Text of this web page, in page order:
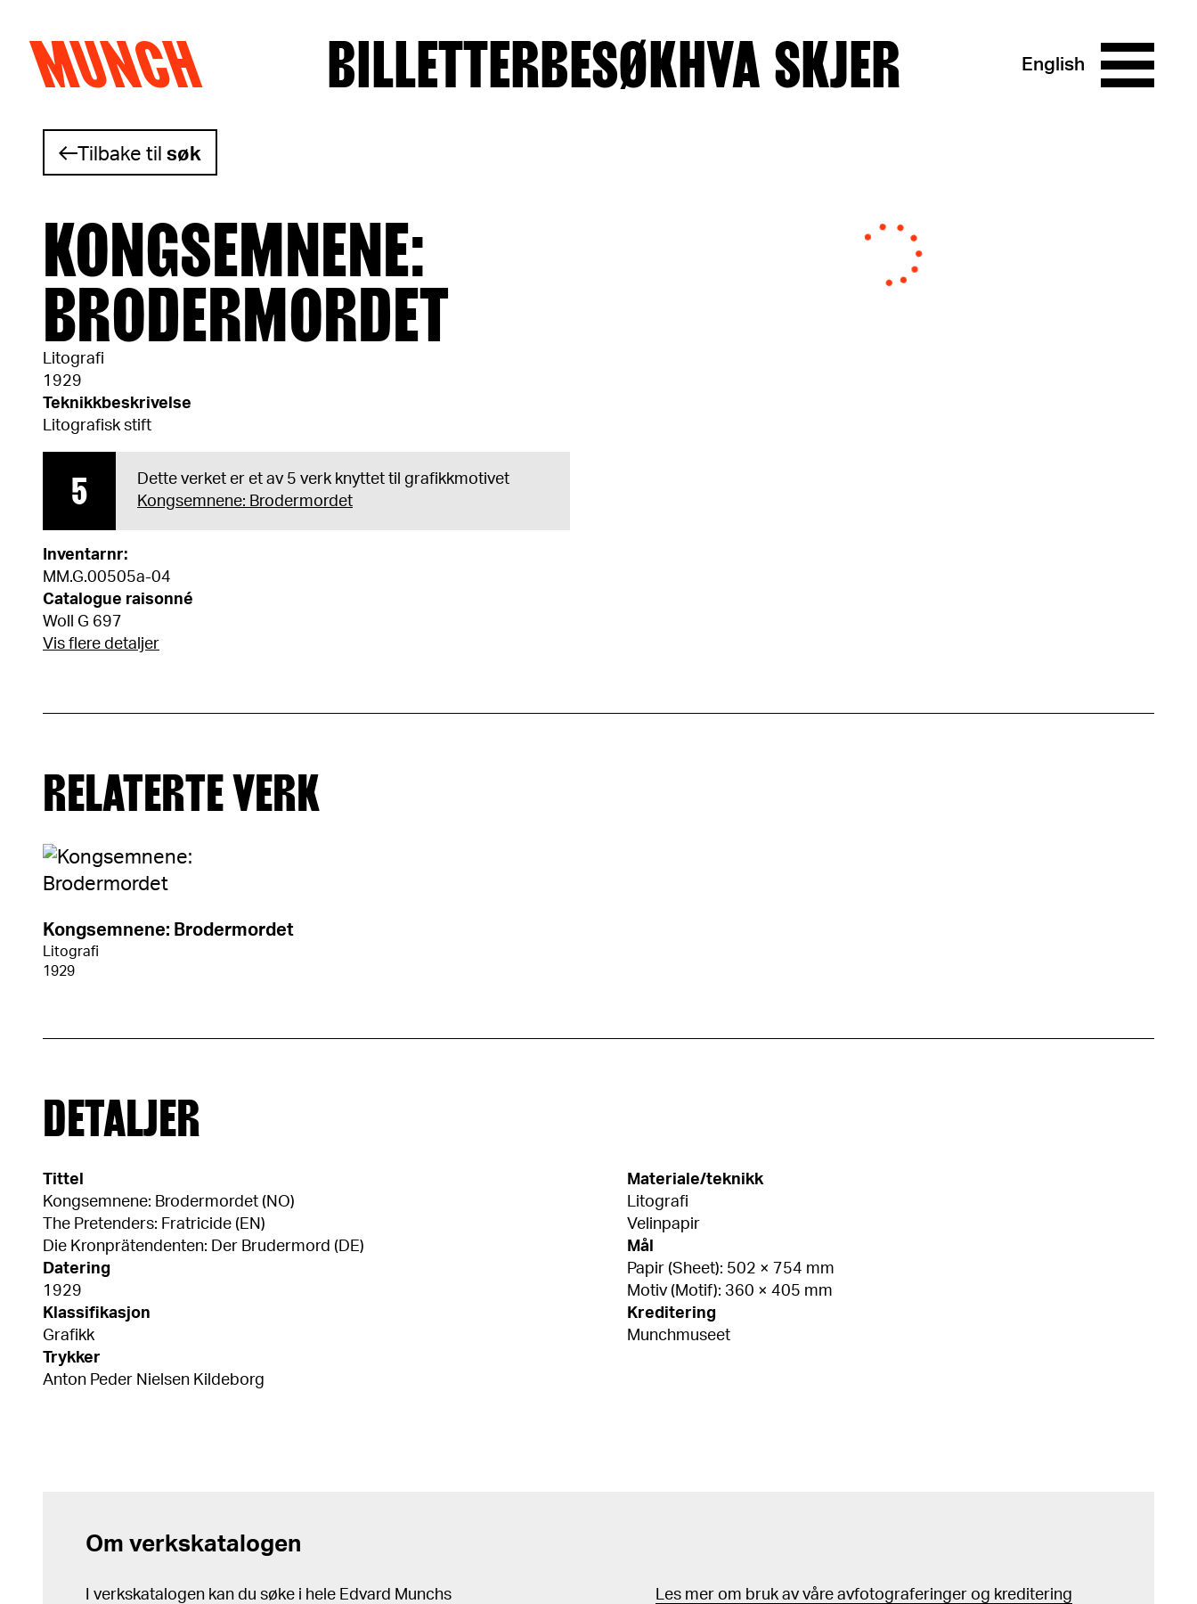
Hopp til innhold
MUNCH BILLETTERBESØKHVA SKJER English
Tilbake tilsøk
KONGSEMNENE:
BRODERMORDET
Litografi
1929
Teknikkbeskrivelse
Litografisk stift
5
Dette verket er et av 5 verk knyttet til grafikkmotivet
Kongsemnene: Brodermordet
Inventarnr:
MM.G.00505a-04
Catalogue raisonné
Woll G 697
Vis flere detaljer
RELATERTE VERK
Kongsemnene: Brodermordet
Litografi
1929
DETALJER
Tittel
Kongsemnene: Brodermordet (NO)
The Pretenders: Fratricide (EN)
Die Kronprätendenten: Der Brudermord (DE)
Datering
1929
Klassifikasjon
Grafikk
Trykker
Anton Peder Nielsen Kildeborg
Materiale/teknikk
Litografi
Velinpapir
Mål
Papir (Sheet): 502 × 754 mm
Motiv (Motif): 360 × 405 mm
Kreditering
Munchmuseet
Om verkskatalogen
I verkskatalogen kan du søke i hele Edvard Munchs
Les mer om bruk av våre avfotograferinger og kreditering